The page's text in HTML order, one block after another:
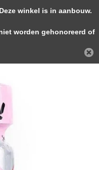
winkel is in aanbouw.
worden gehonoreerd of